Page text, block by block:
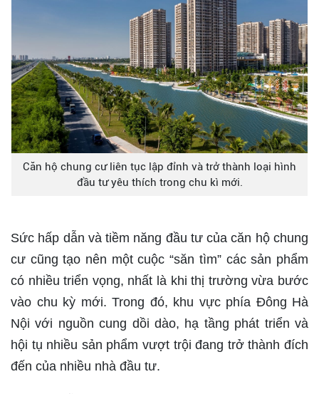
Căn hộ chung cư liên tục lập đỉnh và trở thành loại hình
đầu tư yêu thích trong chu kì mới.
Sức hấp dẫn và tiềm năng đầu tư của căn hộ chung
cư cũng tạo nên một cuộc “săn tìm” các sản phẩm
có nhiều triển vọng, nhất là khi thị trường vừa bước
vào chu kỳ mới. Trong đó, khu vực phía Đông Hà
Nội với nguồn cung dồi dào, hạ tầng phát triển và
hội tụ nhiều sản phẩm vượt trội đang trở thành đích
đến của nhiều nhà đầu tư.